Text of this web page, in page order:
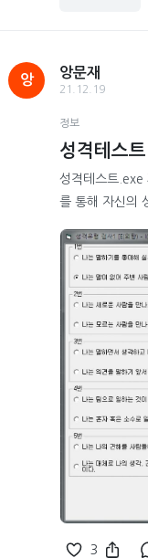
앙
앙문재
21.12.19
정보
성격테스
성격테스트.exe
를 통해 자신의
3